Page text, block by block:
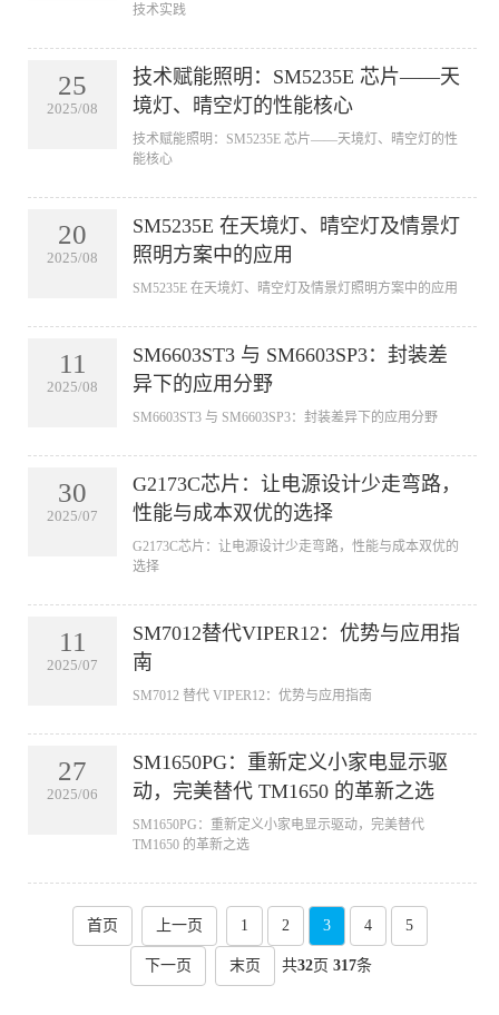
技术实践
25
2025/08
技术赋能照明：SM5235E 芯片——天
境灯、晴空灯的性能核心
技术赋能照明：SM5235E 芯片——天境灯、晴空灯的性
能核心
20
2025/08
SM5235E 在天境灯、晴空灯及情景灯
照明方案中的应用
SM5235E 在天境灯、晴空灯及情景灯照明方案中的应用
11
2025/08
SM6603ST3 与 SM6603SP3：封装差
异下的应用分野
SM6603ST3 与 SM6603SP3：封装差异下的应用分野
30
2025/07
G2173C芯片：让电源设计少走弯路，
性能与成本双优的选择
G2173C芯片：让电源设计少走弯路，性能与成本双优的
选择
11
2025/07
SM7012替代VIPER12：优势与应用指
南
SM7012 替代 VIPER12：优势与应用指南
27
2025/06
SM1650PG：重新定义小家电显示驱
动，完美替代 TM1650 的革新之选
SM1650PG：重新定义小家电显示驱动，完美替代
TM1650 的革新之选
首页 上一页 1 2 3 4 5
下一页 末页 共32页 317条